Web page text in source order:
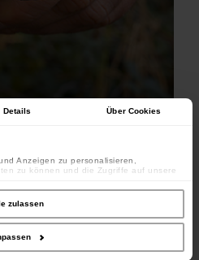
Details Über Cookies
Anzeigen zu personalisieren,
zu können und die Zugriffe auf unsere
soziale Medien, Werbung und Analysen
möglicherweise mit weiteren
haben oder die sie im Rahmen
haben.
zulassen